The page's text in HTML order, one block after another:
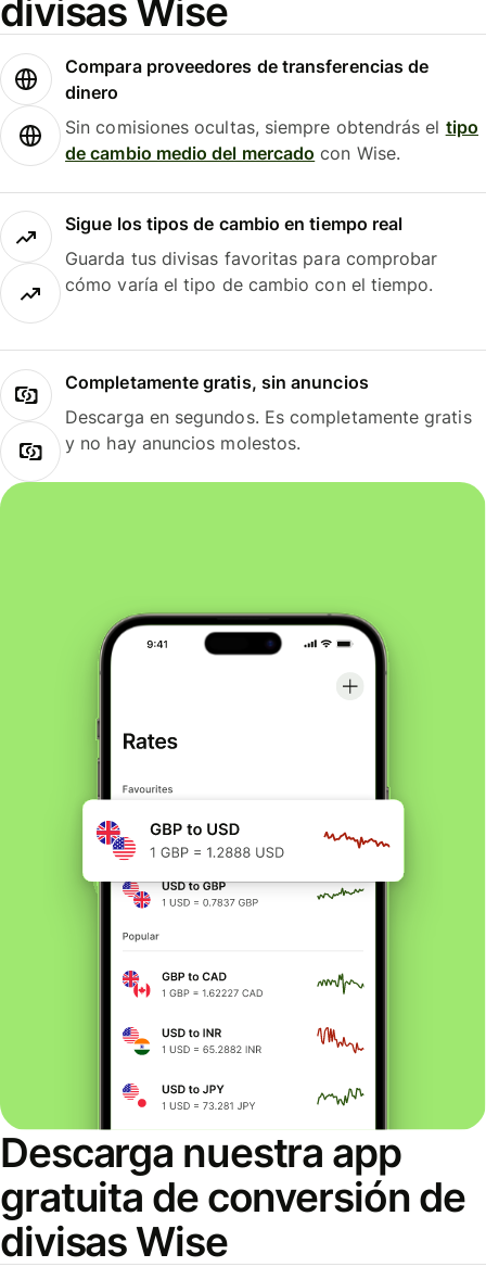
divisas Wise
Compara proveedores de transferencias de
dinero
Sin comisiones ocultas, siempre obtendrás el tipo
de cambio medio del mercado con Wise.
Sigue los tipos de cambio en tiempo real
Guarda tus divisas favoritas para comprobar
cómo varía el tipo de cambio con el tiempo.
Completamente gratis, sin anuncios
Descarga en segundos. Es completamente gratis
y no hay anuncios molestos.
Descarga nuestra app
gratuita de conversión de
divisas Wise